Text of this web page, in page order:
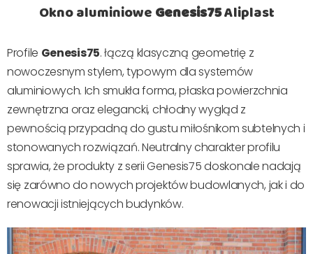
Okno aluminioweGenesis75Aliplast
Profile Genesis75. łączą klasyczną geometrię z
nowoczesnym stylem, typowym dla systemów
aluminiowych. Ich smukła forma, płaska powierzchnia
zewnętrzna oraz elegancki, chłodny wygląd z
pewnością przypadną do gustu miłośnikom subtelnych i
stonowanych rozwiązań. Neutralny charakter profilu
sprawia, że produkty z serii Genesis75 doskonale nadają
się zarówno do nowych projektów budowlanych, jak i do
renowacji istniejących budynków.